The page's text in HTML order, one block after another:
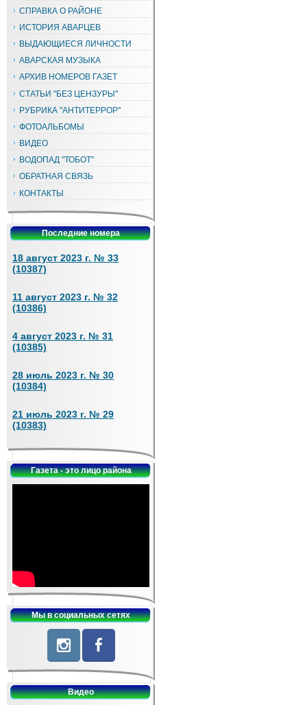
СПРАВКА О РАЙОНЕ
ИСТОРИЯ АВАРЦЕВ
ВЫДАЮЩИЕСЯ ЛИЧНОСТИ
АВАРСКАЯ МУЗЫКА
АРХИВ НОМЕРОВ ГАЗЕТ
СТАТЬИ "БЕЗ ЦЕНЗУРЫ"
РУБРИКА "АНТИТЕРРОР"
ФОТОАЛЬБОМЫ
ВИДЕО
ВОДОПАД "ТОБОТ"
ОБРАТНАЯ СВЯЗЬ
КОНТАКТЫ
Последние номера
18 август 2023 г. № 33
(10387)
11 август 2023 г. № 32
(10386)
4 август 2023 г. № 31
(10385)
28 июль 2023 г. № 30
(10384)
21 июль 2023 г. № 29
(10383)
Газета - это лицо района
Мы в социальных сетях
Видео